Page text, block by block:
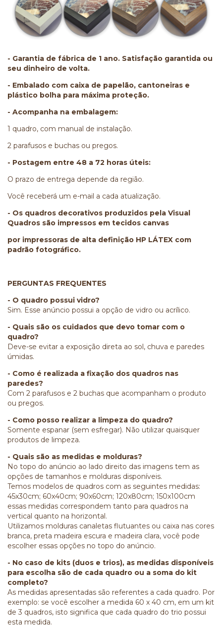
- Garantia de fábrica de 1 ano. Satisfação garantida ou
seu dinheiro de volta.
- Embalado com caixa de papelão, cantoneiras e
plástico bolha para máxima proteção.
- Acompanha na embalagem:
1 quadro, com manual de instalação.
2 parafusos e buchas ou pregos.
- Postagem entre 48 a 72 horas úteis:
O prazo de entrega depende da região.
Você receberá um e-mail a cada atualização.
- Os quadros decorativos produzidos pela Visual
Quadros são impressos em tecidos canvas
por impressoras de alta definição HP LÁTEX com
padrão fotográfico.
PERGUNTAS FREQUENTES
- O quadro possui vidro?
Sim. Esse anúncio possui a opção de vidro ou acrílico.
- Quais são os cuidados que devo tomar com o
quadro?
Deve-se evitar a exposição direta ao sol, chuva e paredes
úmidas.
- Como é realizada a fixação dos quadros nas
paredes?
Com 2 parafusos e 2 buchas que acompanham o produto
ou pregos.
- Como posso realizar a limpeza do quadro?
Somente espanar (sem esfregar). Não utilizar quaisquer
produtos de limpeza.
- Quais são as medidas e molduras?
No topo do anúncio ao lado direito das imagens tem as
opções de tamanhos e molduras disponíveis.
Temos modelos de quadros com as seguintes medidas:
45x30cm; 60x40cm; 90x60cm; 120x80cm; 150x100cm
essas medidas correspondem tanto para quadros na
vertical quanto na horizontal.
Utilizamos molduras canaletas flutuantes ou caixa nas cores
branca, preta madeira escura e madeira clara, você pode
escolher essas opções no topo do anúncio.
- No caso de kits (duos e trios), as medidas disponíveis
para escolha são de cada quadro ou a soma do kit
completo?
As medidas apresentadas são referentes a cada quadro. Por
exemplo: se você escolher a medida 60 x 40 cm, em um kit
de 3 quadros, isto significa que cada quadro do trio possui
esta medida.